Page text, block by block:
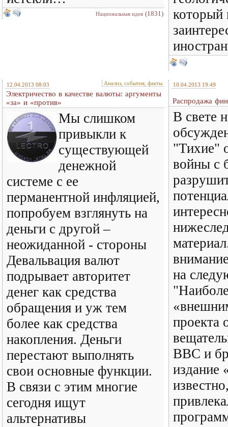
Национальная идея (1831)
который
12.04.2013 08:03 Анализ, события, факты
Электричество в качестве валюты: аргументы
«за» и «против»
Мы слишком
привыкли к
существующей
денежной
системе с ее
перманентной инфляцией,
попробуем взглянуть на
деньги с другой –
неожиданной - стороны
Девальвация валют
подрывает авторитет
денег как средства
обращения и уж тем
более как средства
накопления. Деньги
перестают выполнять
свои основные функции.
В связи с этим многие
сегодня ищут
альтернативы
10.04.2013 19:49
Распродажа
В свете
"Тихие"
войны с
на
проекта
ВВС и
издание